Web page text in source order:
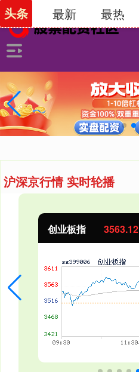
沪深京行情 实时轮播
创业板指 3563.12
头条 最新 最热